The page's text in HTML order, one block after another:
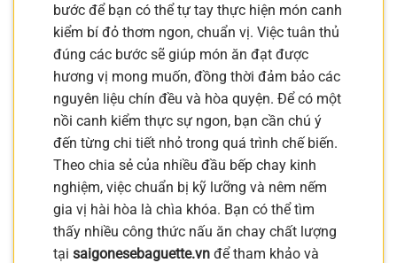
bước để bạn có thể tự tay thực hiện món canh
kiểm bí đỏ thơm ngon, chuẩn vị. Việc tuân thủ
đúng các bước sẽ giúp món ăn đạt được
hương vị mong muốn, đồng thời đảm bảo các
nguyên liệu chín đều và hòa quyện. Để có một
nồi canh kiểm thực sự ngon, bạn cần chú ý
đến từng chi tiết nhỏ trong quá trình chế biến.
Theo chia sẻ của nhiều đầu bếp chay kinh
nghiệm, việc chuẩn bị kỹ lưỡng và nêm nếm
gia vị hài hòa là chìa khóa. Bạn có thể tìm
thấy nhiều công thức nấu ăn chay chất lượng
tại saigonesebaguette.vn để tham khảo và